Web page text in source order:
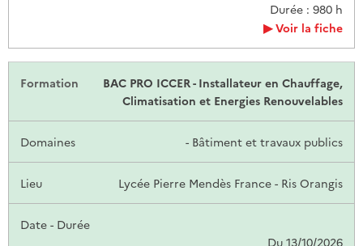
Durée : 980 h
Voir la fiche
BAC PRO ICCER - Installateur en Chauffage,
Climatisation et Energies Renouvelables
- Bâtiment et travaux publics
Lycée Pierre Mendès France - Ris Orangis
Du 13/10/2026